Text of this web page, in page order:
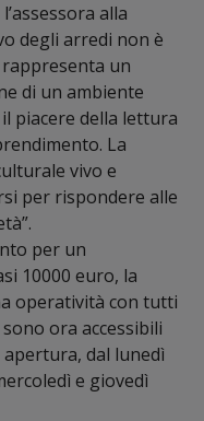
alla
degli arredi non è
un
di un ambiente
piacere della lettura
La
vivo e
per rispondere alle
per un
10000 euro, la
operatività con tutti
ora accessibili
dal lunedì
e giovedì